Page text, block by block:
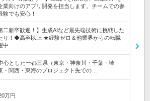
業向けのアプリ開発を担当します。チームでの参
験でも安心！
二新卒歓迎！】生成AIなど最先端技術に挑戦した
り！◆高卒以上 ★経験ゼロ＆他業界からの転職
中
心とした一都三県（東京・神奈川・千葉・埼
・関西・東海のプロジェクト先での…
万円